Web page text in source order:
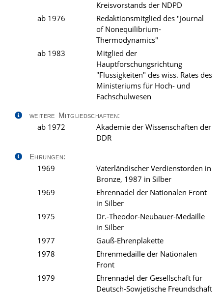
Kreisvorstands der NDPD
ab 1976
Redaktionsmitglied des "Journal
of Nonequilibrium-
Thermodynamics"
ab 1983
Mitglied der
Hauptforschungsrichtung
"Flüssigkeiten" des wiss. Rates des
Ministeriums für Hoch- und
Fachschulwesen
weitere Mitgliedschaften:
ab 1972
Akademie der Wissenschaften der
DDR
Ehrungen:
1969
Vaterländischer Verdienstorden in
Bronze, 1987 in Silber
1969
Ehrennadel der Nationalen Front
in Silber
1975
Dr.-Theodor-Neubauer-Medaille
in Silber
1977
Gauß-Ehrenplakette
1978
Ehrenmedaille der Nationalen
Front
1979
Ehrennadel der Gesellschaft für
Deutsch-Sowjetische Freundschaft